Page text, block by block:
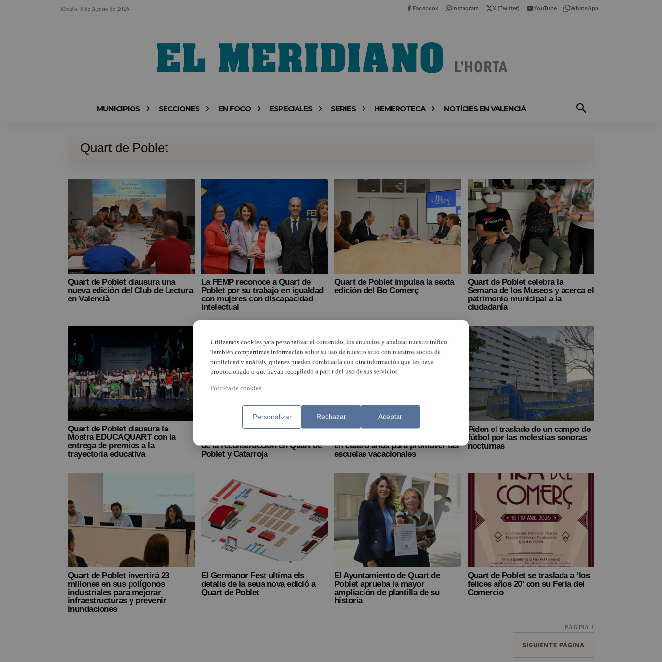
Sábado, 8 de Agosto de 2026 Facebook Instagram X (Twitter) YouTube WhatsApp
MUNICIPIOS SECCIONES EN FOCO ESPECIALES SERIES HEMEROTECA NOTÍCIES EN VALENCIÀ
Quart de Poblet
Quart de Poblet clausura una
nueva edición del Club de Lectura
en Valencià
La FEMP reconoce a Quart de
Poblet por su trabajo en igualdad
con mujeres con discapacidad
intelectual
Quart de Poblet impulsa la sexta
edición del Bo Comerç
Quart de Poblet celebra la
Semana de los Museos y acerca el
patrimonio municipal a la
ciudadanía
Quart de Poblet clausura la
Mostra EDUCAQUART con la
entrega de premios a la
trayectoria educativa
La Generalitat clausura los
de la reconstrucción en Quart de
Poblet y Catarroja
El Ayuntamiento de Quart de
en cuatro años para promover las
escuelas vacacionales
Piden el traslado de un campo de
fútbol por las molestias sonoras
nocturnas
Quart de Poblet invertirá 23
millones en sus polígonos
industriales para mejorar
infraestructuras y prevenir
inundaciones
El Germanor Fest ultima els
detalls de la seua nova edició a
Quart de Poblet
El Ayuntamiento de Quart de
Poblet aprueba la mayor
ampliación de plantilla de su
historia
Quart de Poblet se traslada a ‘los
felices años 20’ con su Feria del
Comercio
PÁGINA 1
SIGUIENTE PÁGINA
Utilizamos cookies para personalizar el contenido, los anuncios y analizar nuestro tráfico.
También compartimos información sobre su uso de nuestro sitio con nuestros socios de
publicidad y análisis, quienes pueden combinarla con otra información que les haya
proporcionado o que hayan recopilado a partir del uso de sus servicios.
Política de cookies
Personalizar Rechazar Aceptar